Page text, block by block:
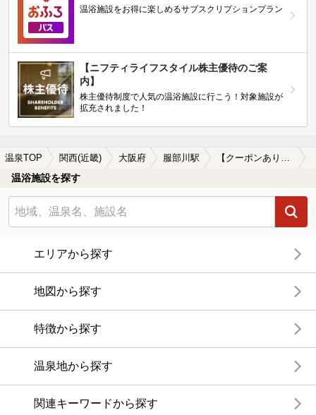
温浴施設をお得に楽しめるサブスクリプションプラン
【ニフティライフスタイル株主優待のご案
内】
株主優待制度で人気の温浴施設に行こう！対象施設が
拡充されました！
温泉TOP 関西(近畿) 大阪府 服部川駅
温浴施設を探す
エリアから探す
地図から探す
特徴から探す
温泉地から探す
関連キーワードから探す